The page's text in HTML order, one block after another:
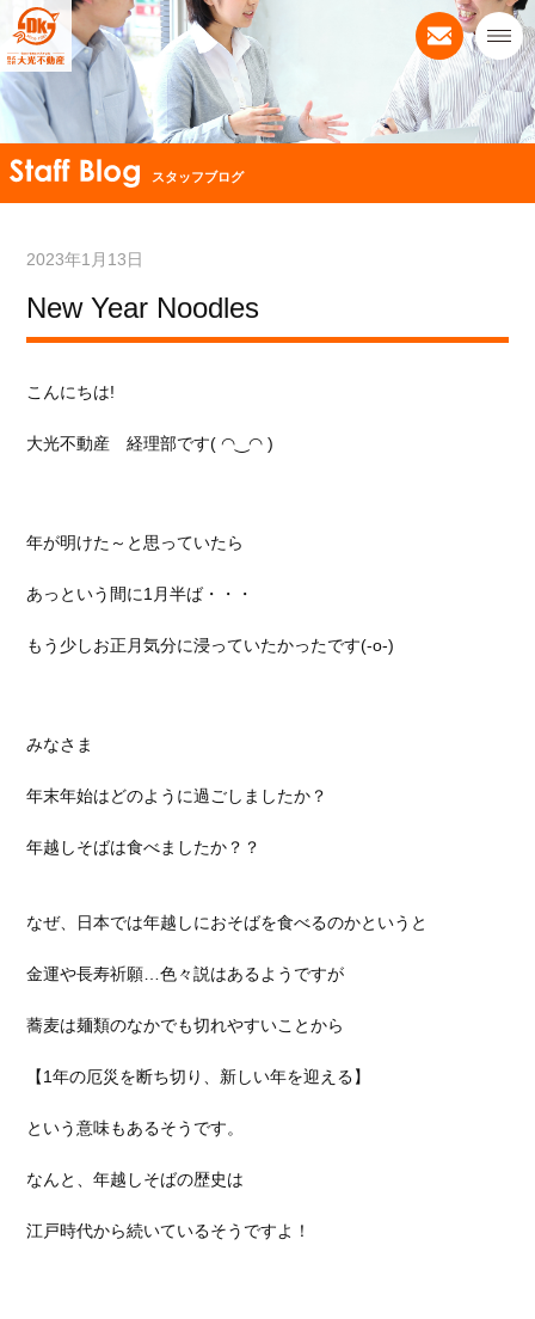
スタッフブログ
2023年1月13日
New Year Noodles
こんにちは!
大光不動産 経理部です( ◠‿◠ )
年が明けた～と思っていたら
あっという間に1月半ば・・・
もう少しお正月気分に浸っていたかったです(-o-)
みなさま
年末年始はどのように過ごしましたか？
年越しそばは食べましたか？？
なぜ、日本では年越しにおそばを食べるのかというと
金運や長寿祈願…色々説はあるようですが
蕎麦は麺類のなかでも切れやすいことから
【1年の厄災を断ち切り、新しい年を迎える】
という意味もあるそうです。
なんと、年越しそばの歴史は
江戸時代から続いているそうですよ！